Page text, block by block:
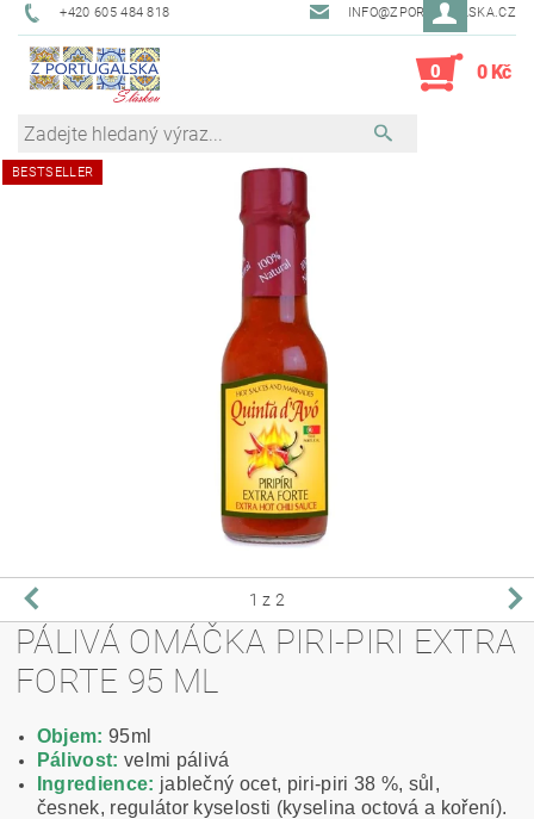
+420 605 484 818 INFO@ZPORTUGALSKA.CZ
0 0 Kč
BESTSELLER
1 z 2
PÁLIVÁ OMÁČKA PIRI-PIRI EXTRA
FORTE 95 ML
Objem: 95ml
Pálivost: velmi pálivá
Ingredience: jablečný ocet, piri-piri 38 %, sůl,
česnek, regulátor kyselosti (kyselina octová a koření).